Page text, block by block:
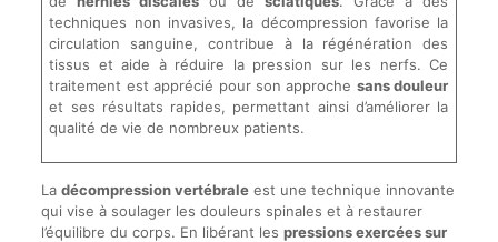
techniques non invasives, la décompression favorise la
circulation sanguine, contribue à la régénération des
tissus et aide à réduire la pression sur les nerfs. Ce
traitement est apprécié pour son approche sans douleur
et ses résultats rapides, permettant ainsi d’améliorer la
qualité de vie de nombreux patients.
La décompression vertébraleest une technique innovante
qui vise à soulager les douleurs spinales et à restaurer
l’équilibre du corps. En libérant les pressions exercées sur